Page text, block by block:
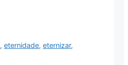
,eternidade,eternizar,